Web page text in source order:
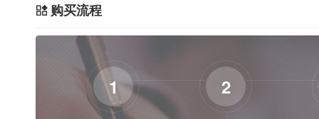
购买流程
1 2